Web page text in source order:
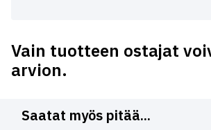
Vain tuotteen ostajat
arvion.
Saatat myös pitää...